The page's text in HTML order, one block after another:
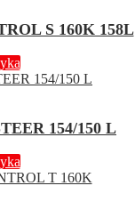
S 160K 158L
154/150 L